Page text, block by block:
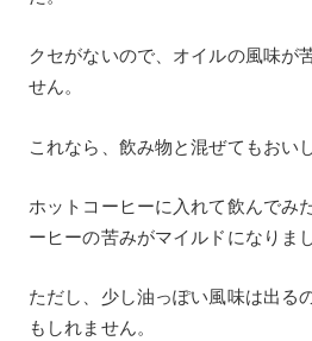
クセがないので、オイルの風味が
せん。
これなら、飲み物と混ぜてもおい
ホットコーヒーに入れて飲んでみ
ーヒーの苦みがマイルドになりま
ただし、少し油っぽい風味は出る
もしれません。